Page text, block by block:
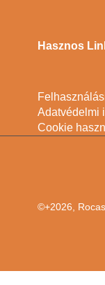
Hasznos
Adatvédelmi
Cookie
©+2026,